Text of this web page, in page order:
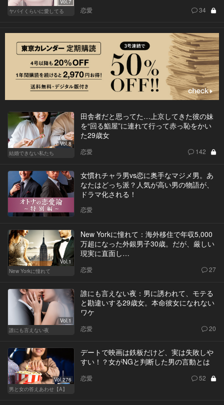
Vol.7
ヤバイくらいに愛してる
恋愛 34
Vol.8
結婚できない私たち
田舎者だと思ってた…上京してきた彼の妹
を“回る鮨屋”に連れて行って赤っ恥をかい
た29歳女
恋愛 142
女慣れチャラ男vs恋に奥手なマジメ男。あ
なたはどっち派？人気が高い男の物語が、
ドラマ化される！
恋愛
Vol.1
New Yorkに憧れて
New Yorkに憧れて：海外移住で年収5,000
万超になった外銀男子30歳。だが、厳しい
現実に直面し…
恋愛 27
Vol.1
誰にも言えない夜
誰にも言えない夜：男に誘われて、モテる
と勘違いする29歳女。本命彼女になれない
ワケ
恋愛 20
Vol.276
男と女の答えあわせ【A】
デートで映画は鉄板だけど、実は失敗しや
すい！？女がNGと判断した男の言動とは
恋愛 52